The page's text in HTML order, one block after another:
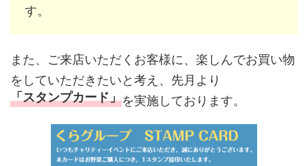
す。
また、ご来店いただくお客様に、楽しんでお買い物
をしていただきたいと考え、先月より
「スタンプカード」を実施しております。